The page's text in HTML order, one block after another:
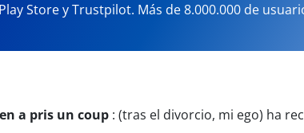
Store y Trustpilot. Más de 8.000.000 de
a pris un coup : (tras el divorcio, mi ego) ha